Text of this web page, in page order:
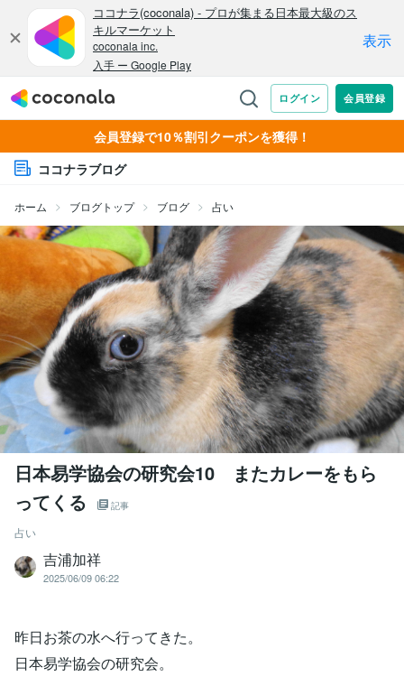
会員登録で10％割引クーポンを獲得！
ココナラブログ
ホーム ブログトップ ブログ 占い
日本易学協会の研究会10 またカレーをもら
ってくる
記事
占い
吉浦加祥
2025/06/09 06:22
昨日お茶の水へ行ってきた。
日本易学協会の研究会。